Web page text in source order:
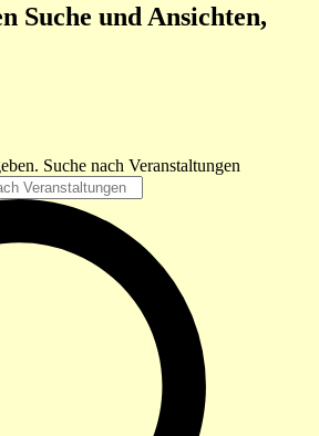
Suche und Ansichten,
Suche nach Veranstaltungen